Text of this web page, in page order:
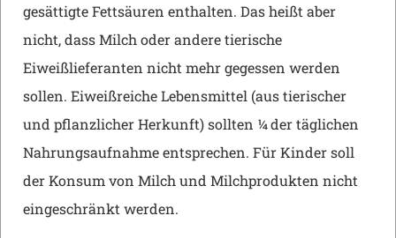
gesättigte Fettsäuren enthalten. Das heißt aber
nicht, dass Milch oder andere tierische
Eiweißlieferanten nicht mehr gegessen werden
sollen. Eiweißreiche Lebensmittel (aus tierischer
und pflanzlicher Herkunft) sollten ¼ der täglichen
Nahrungsaufnahme entsprechen. Für Kinder soll
der Konsum von Milch und Milchprodukten nicht
eingeschränkt werden.